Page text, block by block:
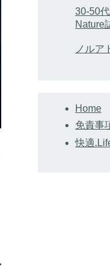
30-50
Nature
ノルア
Home
免責事
快適